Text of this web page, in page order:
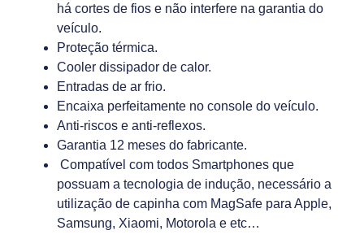
há cortes de fios e não interfere na garantia do
veículo.
Proteção térmica.
Cooler dissipador de calor.
Entradas de ar frio.
Encaixa perfeitamente no console do veículo.
Anti-riscos e anti-reflexos.
Garantia 12 meses do fabricante.
Compatível com todos Smartphones que
possuam a tecnologia de indução, necessário a
utilização de capinha com MagSafe para Apple,
Samsung, Xiaomi, Motorola e etc…